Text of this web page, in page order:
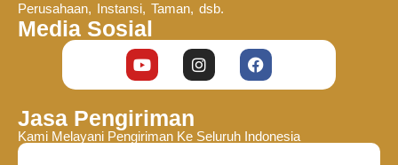
Perusahaan, Instansi, Taman, dsb.
Media Sosial
Jasa Pengiriman
Kami Melayani Pengiriman Ke Seluruh Indonesia